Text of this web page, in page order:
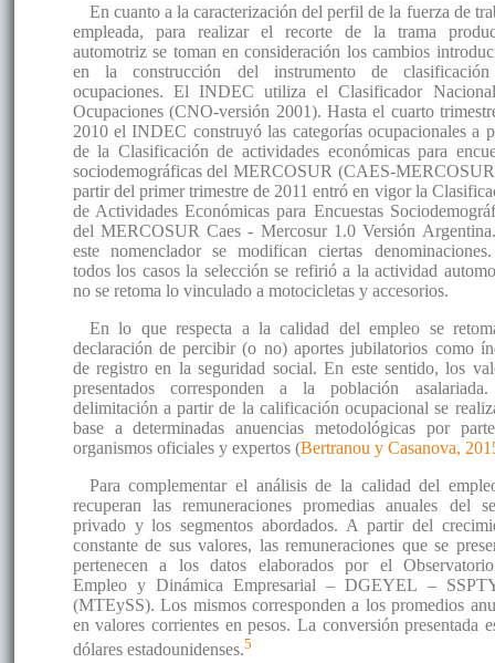
En cuanto a la caracterización del perfil de la fuerza de
empleada, para realizar el recorte de la trama
automotriz se toman en consideración los cambios
en la construcción del instrumento de
ocupaciones. El INDEC utiliza el Clasificador
Ocupaciones (CNO-versión 2001). Hasta el cuarto
2010 el INDEC construyó las categorías ocupacionales a
de la Clasificación de actividades económicas para
sociodemográficas del MERCOSUR (CAES-
partir del primer trimestre de 2011 entró en vigor la
de Actividades Económicas para Encuestas
del MERCOSUR Caes - Mercosur 1.0 Versión
este nomenclador se modifican ciertas
todos los casos la selección se refirió a la actividad
no se retoma lo vinculado a motocicletas y accesorios.
En lo que respecta a la calidad del empleo se
declaración de percibir (o no) aportes jubilatorios como
de registro en la seguridad social. En este sentido, los
presentados corresponden a la población
delimitación a partir de la calificación ocupacional se
base a determinadas anuencias metodológicas por
organismos oficiales y expertos (Bertranou y Casanova,
Para complementar el análisis de la calidad del
recuperan las remuneraciones promedias anuales del
privado y los segmentos abordados. A partir del
constante de sus valores, las remuneraciones que se
pertenecen a los datos elaborados por el
Empleo y Dinámica Empresarial – DGEYEL –
(MTEySS). Los mismos corresponden a los promedios
en valores corrientes en pesos. La conversión presentada
dólares estadounidenses.5